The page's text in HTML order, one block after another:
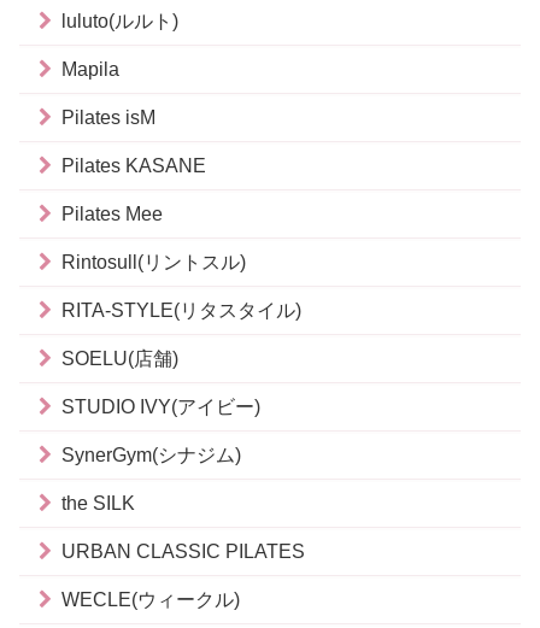
luluto(ルルト)
Mapila
Pilates isM
Pilates KASANE
Pilates Mee
Rintosull(リントスル)
RITA-STYLE(リタスタイル)
SOELU(店舗)
STUDIO IVY(アイビー)
SynerGym(シナジム)
the SILK
URBAN CLASSIC PILATES
WECLE(ウィークル)